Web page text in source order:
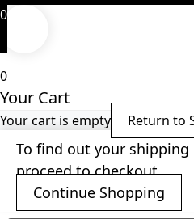
0
0
Your Cart
Your cart is empty Return to
To find out your shipping
proceed to checkout.
Continue Shopping